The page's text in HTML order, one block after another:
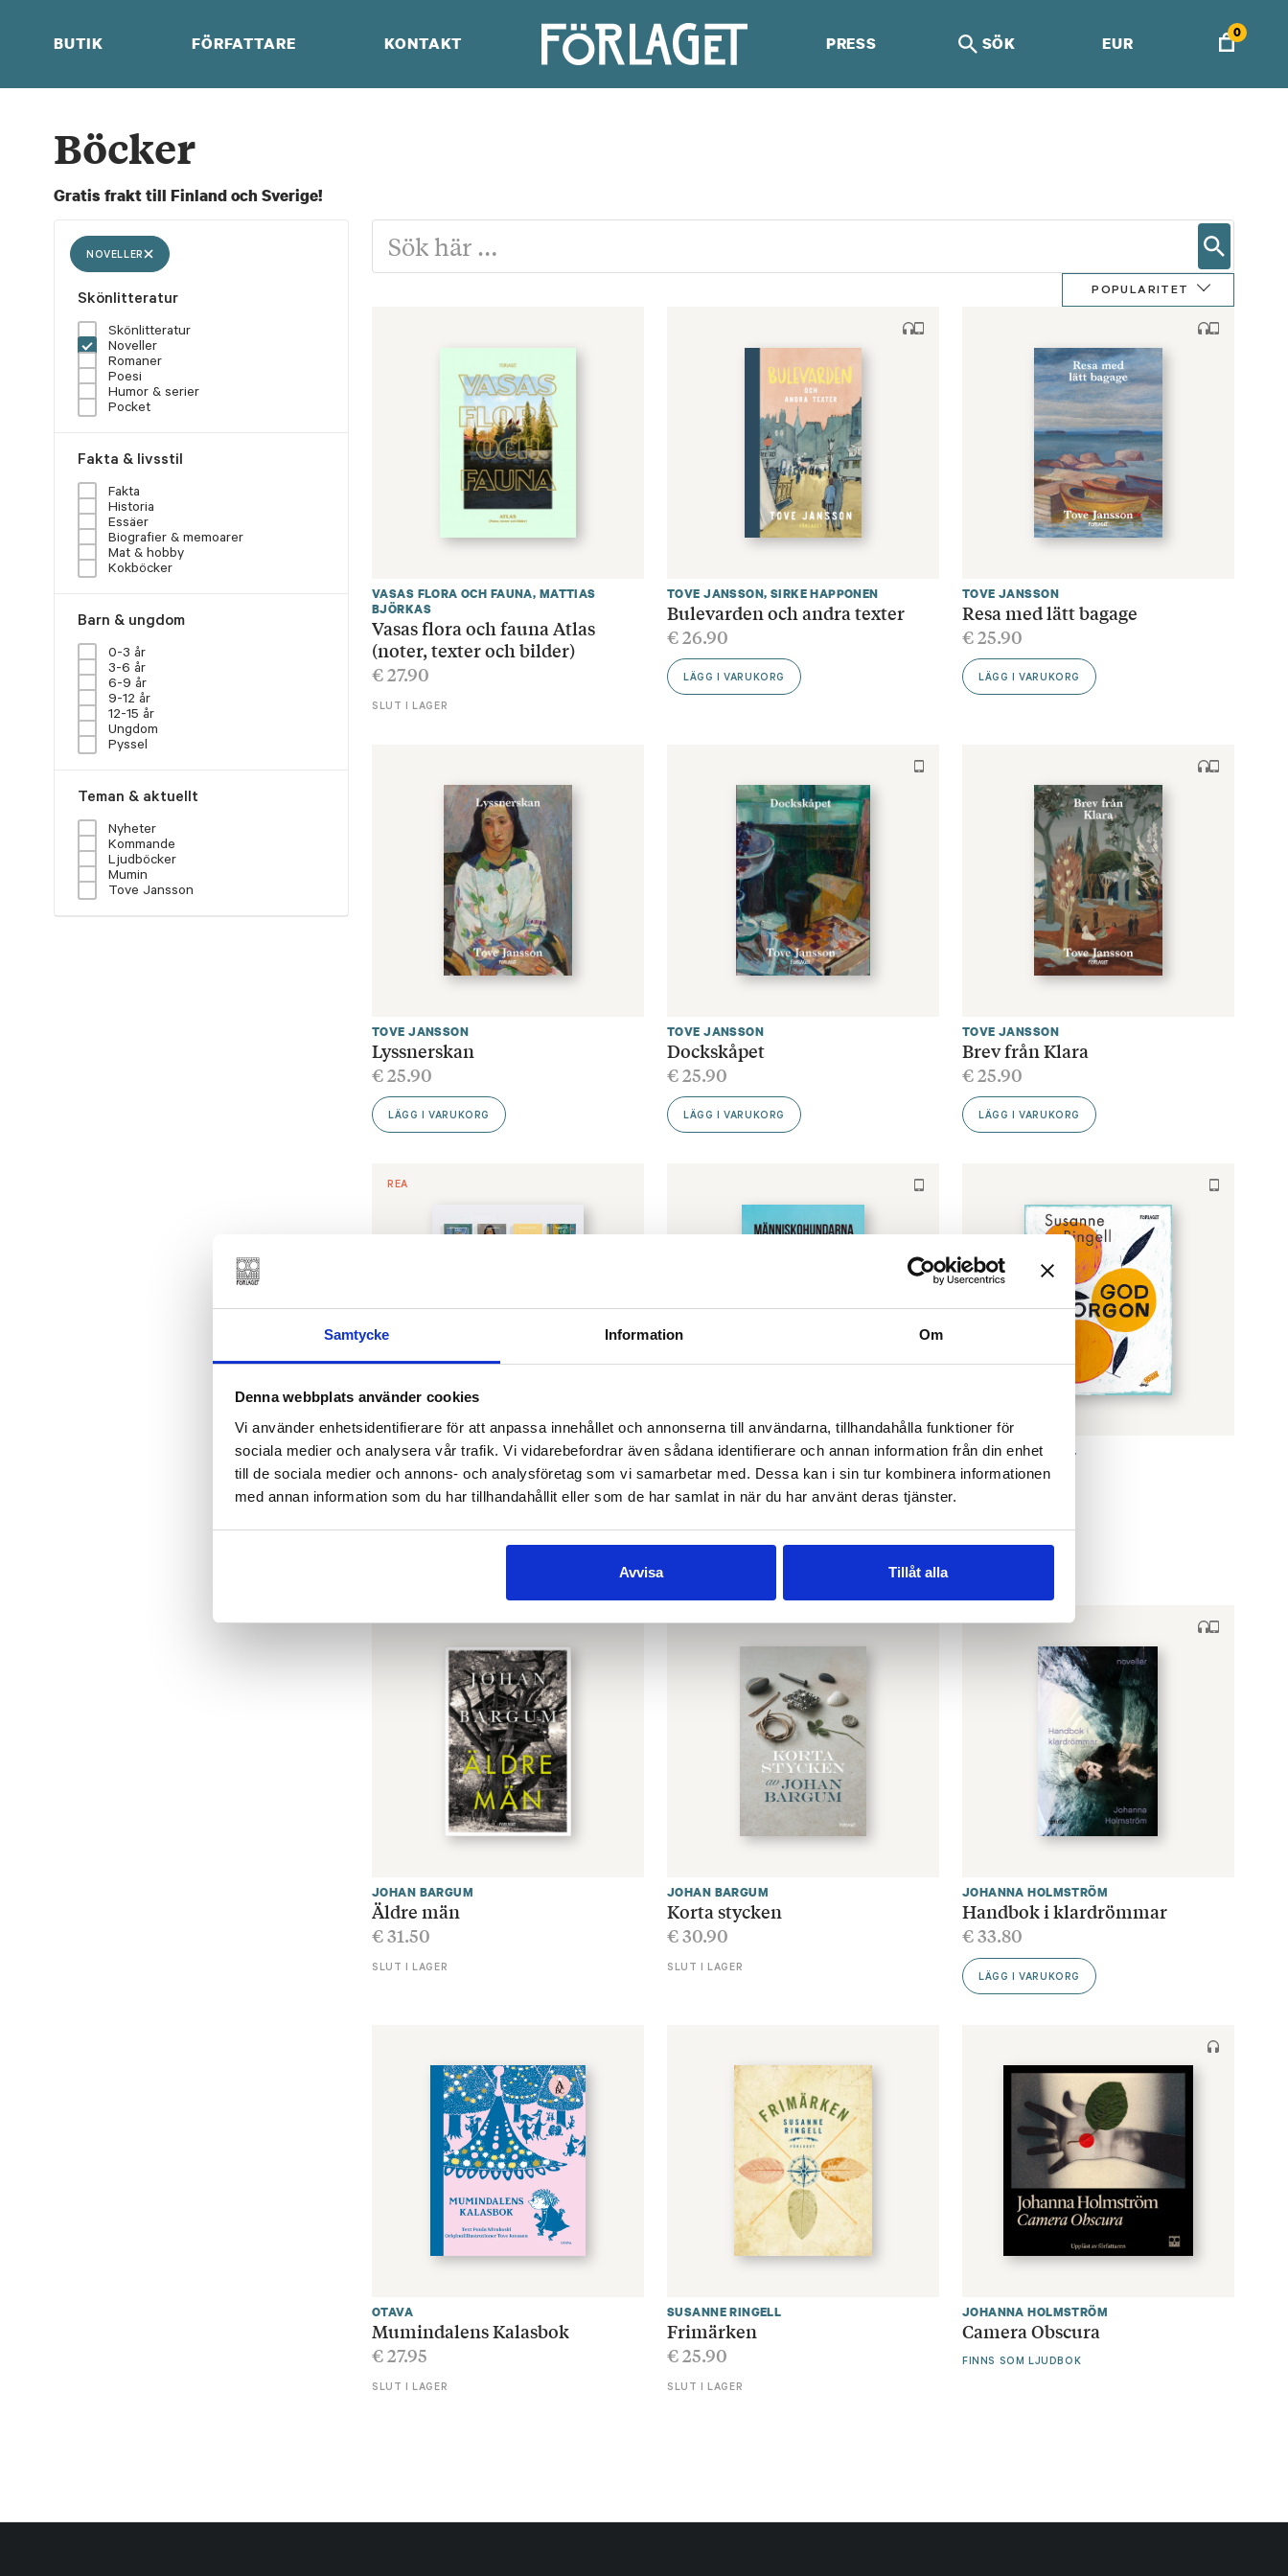
Samtycke Information Om
Denna webbplats använder cookies
Vi använder enhetsidentifierare för att anpassa innehållet och annonserna till användarna, tillhandahålla funktioner för
sociala medier och analysera vår trafik. Vi vidarebefordrar även sådana identifierare och annan information från din enhet
till de sociala medier och annons- och analysföretag som vi samarbetar med. Dessa kan i sin tur kombinera informationen
med annan information som du har tillhandahållit eller som de har samlat in när du har använt deras tjänster.
Avvisa Tillåt alla
BUTIK FÖRFATTARE KONTAKT PRESS SÖK EUR
0
Böcker
Gratis frakt till Finland och Sverige!
NOVELLER
Skönlitteratur
Skönlitteratur
Noveller
Romaner
Poesi
Humor & serier
Pocket
Fakta & livsstil
Fakta
Historia
Essäer
Biografier & memoarer
Mat & hobby
Kokböcker
Barn & ungdom
0-3 år
3-6 år
6-9 år
9-12 år
12-15 år
Ungdom
Pyssel
Teman & aktuellt
Nyheter
Kommande
Ljudböcker
Mumin
Tove Jansson
POPULARITET
VASAS FLORA OCH FAUNA, MATTIAS
BJÖRKAS
Vasas flora och fauna Atlas
(noter, texter och bilder)
€27.90
SLUT I LAGER
TOVE JANSSON, SIRKE HAPPONEN
Bulevarden och andra texter
€26.90
LÄGG I VARUKORG
TOVE JANSSON
Resa med lätt bagage
€25.90
LÄGG I VARUKORG
TOVE JANSSON
Lyssnerskan
€25.90
LÄGG I VARUKORG
TOVE JANSSON
Dockskåpet
€25.90
LÄGG I VARUKORG
TOVE JANSSON
Brev från Klara
€25.90
LÄGG I VARUKORG
REA
TOVE JANSSON
Tove Jansson – bokpaket med
tio skönlitterära verk
LITTERÄRT SKAPANDE
Människohundarna – 12 röster
€25.90
FINNS SOM E-BOK
SUSANNE RINGELL
God morgon
FINNS SOM E-BOK
JOHAN BARGUM
Äldre män
€31.50
SLUT I LAGER
JOHAN BARGUM
Korta stycken
€30.90
SLUT I LAGER
JOHANNA HOLMSTRÖM
Handbok i klardrömmar
€33.80
LÄGG I VARUKORG
OTAVA
Mumindalens Kalasbok
€27.95
SLUT I LAGER
SUSANNE RINGELL
Frimärken
€25.90
SLUT I LAGER
JOHANNA HOLMSTRÖM
Camera Obscura
FINNS SOM LJUDBOK